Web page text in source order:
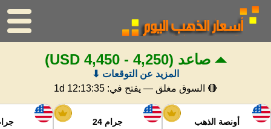
الرئيسية
سعر الذهب
اسعار الفضه
صاعد (4,250 - 4,450 USD)
المزيد عن التوقعات ⬇
🔴 السوق مغلق — يفتح في: 1d 12:13:34
أونصة الذهب جرام 24